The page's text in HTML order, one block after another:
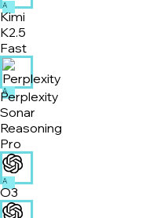
A
Kimi
K2.5
Fast
A
Perplexity
Sonar
Reasoning
Pro
A
O3